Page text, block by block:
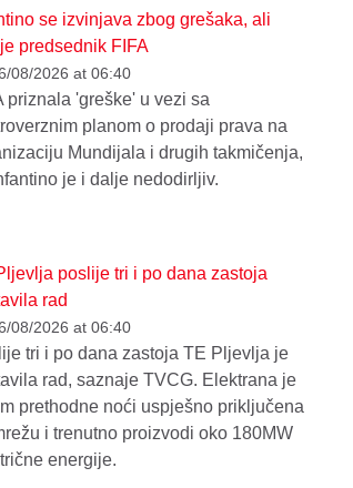
se izvinjava zbog grešaka, ali
predsednik FIFA
08/2026 at 06:40
priznala 'greške' u vezi sa
planom o prodaji prava na
Mundijala i drugih takmičenja,
je i dalje nedodirljiv.
poslije tri i po dana zastoja
rad
08/2026 at 06:40
tri i po dana zastoja TE Pljevlja je
rad, saznaje TVCG. Elektrana je
prethodne noći uspješno priključena
i trenutno proizvodi oko 180MW
energije.